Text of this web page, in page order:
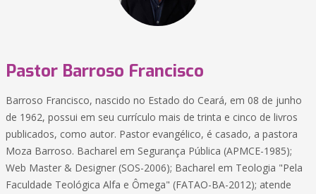
Pastor Barroso Francisco
Barroso Francisco, nascido no Estado do Ceará, em 08 de junho
de 1962, possui em seu currículo mais de trinta e cinco de livros
publicados, como autor. Pastor evangélico, é casado, a pastora
Moza Barroso. Bacharel em Segurança Pública (APMCE-1985);
Web Master & Designer (SOS-2006); Bacharel em Teologia "Pela
Faculdade Teológica Alfa e Ômega" (FATAO-BA-2012); atende